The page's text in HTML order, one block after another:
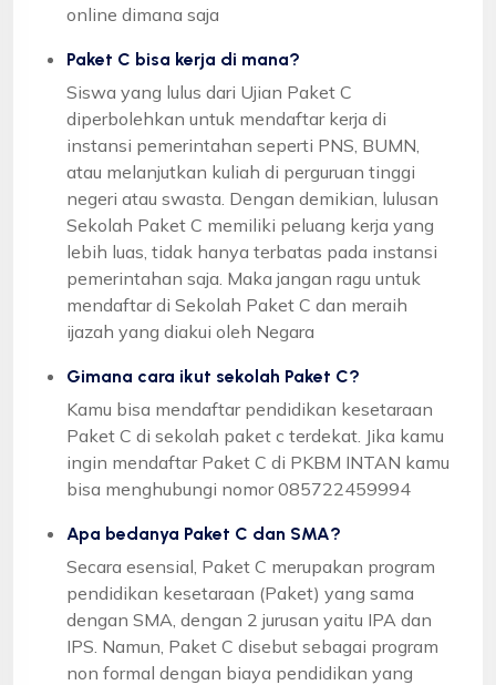
online dimana saja
Paket C bisa kerja di mana?
Siswa yang lulus dari Ujian Paket C
diperbolehkan untuk mendaftar kerja di
instansi pemerintahan seperti PNS, BUMN,
atau melanjutkan kuliah di perguruan tinggi
negeri atau swasta. Dengan demikian, lulusan
Sekolah Paket C memiliki peluang kerja yang
lebih luas, tidak hanya terbatas pada instansi
pemerintahan saja. Maka jangan ragu untuk
mendaftar di Sekolah Paket C dan meraih
ijazah yang diakui oleh Negara
Gimana cara ikut sekolah Paket C?
Kamu bisa mendaftar pendidikan kesetaraan
Paket C di sekolah paket c terdekat. Jika kamu
ingin mendaftar Paket C di PKBM INTAN kamu
bisa menghubungi nomor 085722459994
Apa bedanya Paket C dan SMA?
Secara esensial, Paket C merupakan program
pendidikan kesetaraan (Paket) yang sama
dengan SMA, dengan 2 jurusan yaitu IPA dan
IPS. Namun, Paket C disebut sebagai program
non formal dengan biaya pendidikan yang